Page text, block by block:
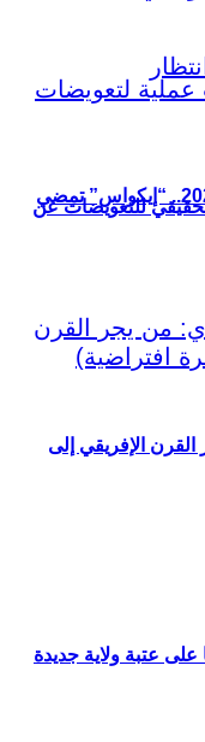
إطلاق العملة الموحدة “إيكو” في 2027.. “إيكواس” تمضي
للتعويضات عن
القرن الإفريقي إلى
على عتبة ولاية جديدة